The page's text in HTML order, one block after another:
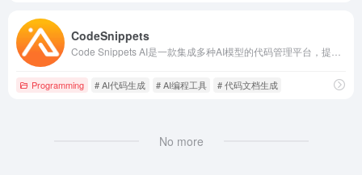
CodeSnippets
Programming # AI代码生成 # AI编程工具 # 代码文档生成
No more